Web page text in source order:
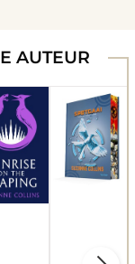
AUTEUR